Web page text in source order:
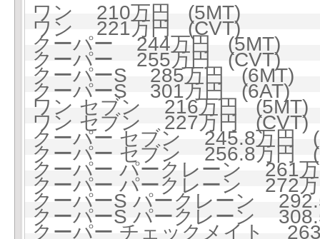
ワン 210万円 (5MT)
ワン 221万円 (CVT)
クーパー 244万円 (5MT)
クーパー 255万円 (CVT)
クーパーS 285万円 (6MT)
クーパーS 301万円 (6AT)
ワン セブン 216万円 (5MT)
ワン セブン 227万円 (CVT)
クーパー セブン 245.8万円
クーパー セブン 256.8万円
クーパー パークレーン 261
クーパー パークレーン 272
クーパーS パークレーン
クーパーS パークレーン
クーパー チェックメイト